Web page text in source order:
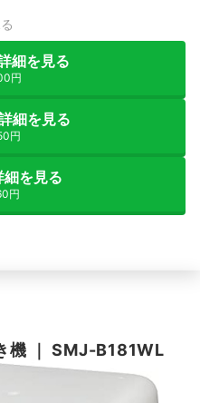
細を見る
円
細を見る
円
細を見る
円
機 ｜SMJ-B181WL